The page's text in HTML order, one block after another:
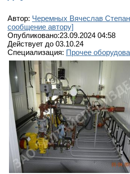
Автор: Черемных Вячеслав
сообщение автору]
Опубликовано:23.09.2024 04:58
Действует до 03.10.24
Специализация: Прочее